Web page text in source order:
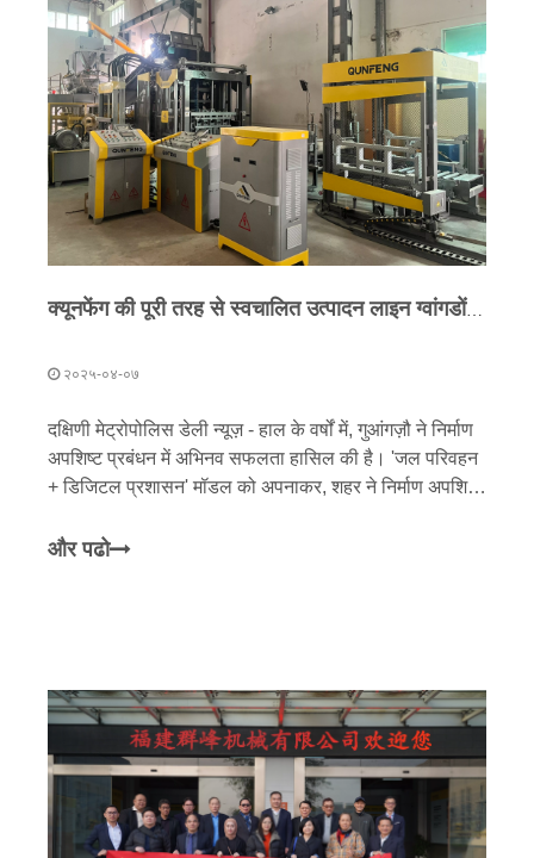
क्यूनफेंग की पूरी तरह से स्वचालित उत्पादन लाइन ग्वांगडोंग में लॉन्च हुई, जिससे ग्रेटर बे एरिया की ''जीरो-वेस्ट सिटी'' पहल को बढ़ावा मिलेगा
२०२५-०४-०७
दक्षिणी मेट्रोपोलिस डेली न्यूज़ - हाल के वर्षों में, गुआंगज़ौ ने निर्माण
अपशिष्ट प्रबंधन में अभिनव सफलता हासिल की है। 'जल परिवहन
+ डिजिटल प्रशासन' मॉडल को अपनाकर, शहर ने निर्माण अपशिष्ट
'शहरी बोझ' था उसे 'मोबाइल संसाधन' में बदल दिया है। इस प्रवृत्ति
को आकर्षित किया है। साथ मिलकर, वे ठोस अपशिष्ट पुनर्चक्रण
के लिए नए रास्ते तलाश रहे हैं, जिससे 'शून्य-अपशिष्ट ग्रेटर बे
एरिया' का विकास आगे बढ़ रहा है।
और पढो